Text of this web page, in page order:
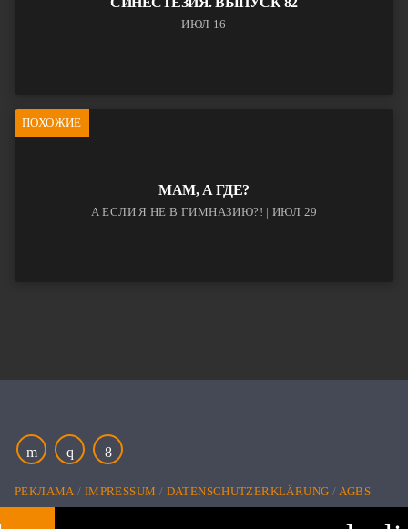
ИЮЛ 16
ПОХОЖИЕ
МАМ, А ГДЕ?
А ЕСЛИ Я НЕ В ГИМНАЗИЮ?! | ИЮЛ 29
РЕКЛАМА IMPRESSUM DATENSCHUTZERKLÄRUNG AGBS